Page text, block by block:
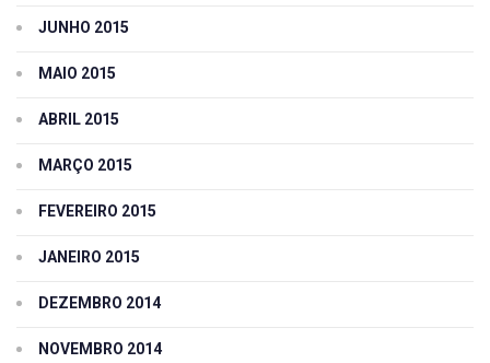
JUNHO 2015
MAIO 2015
ABRIL 2015
MARÇO 2015
FEVEREIRO 2015
JANEIRO 2015
DEZEMBRO 2014
NOVEMBRO 2014